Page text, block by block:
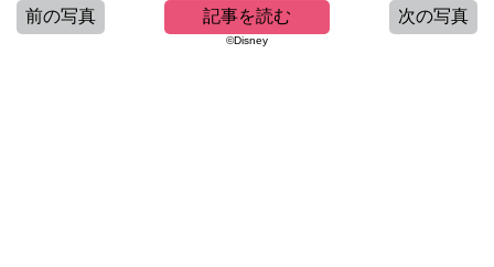
前の写真
記事を読む 次の写真
©Disney